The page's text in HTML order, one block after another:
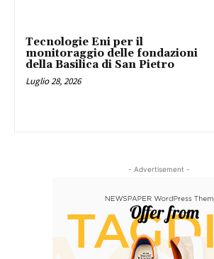
Tecnologie Eni per il
monitoraggio delle fondazioni
della Basilica di San Pietro
Luglio 28, 2026
- Advertisement -